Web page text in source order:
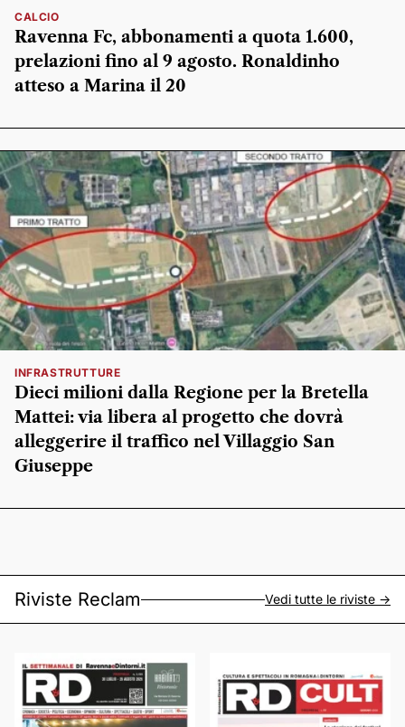
CALCIO
Ravenna Fc, abbonamenti a quota 1.600,
prelazioni fino al 9 agosto. Ronaldinho
atteso a Marina il 20
INFRASTRUTTURE
Dieci milioni dalla Regione per la Bretella
Mattei: via libera al progetto che dovrà
alleggerire il traffico nel Villaggio San
Giuseppe
Riviste Reclam Vedi tutte le riviste ->